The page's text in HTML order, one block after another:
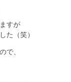
すが
た（笑）
で、